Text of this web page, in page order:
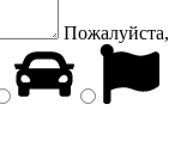
Пожалуйста,